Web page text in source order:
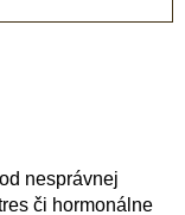
nesprávnej
či hormonálne